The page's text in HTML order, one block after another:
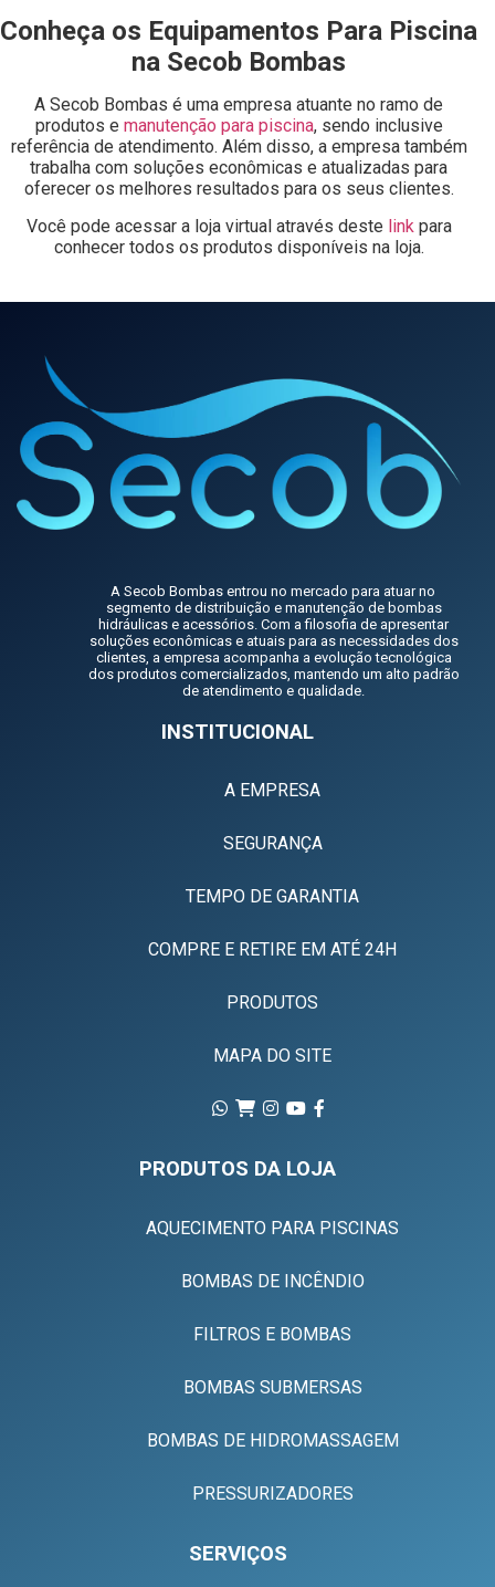
Conheça os Equipamentos Para Piscina
na Secob Bombas
A Secob Bombas é uma empresa atuante no ramo de
produtos e manutenção para piscina, sendo inclusive
referência de atendimento. Além disso, a empresa também
trabalha com soluções econômicas e atualizadas para
oferecer os melhores resultados para os seus clientes.
Você pode acessar a loja virtual através deste linkpara
conhecer todos os produtos disponíveis na loja.
A Secob Bombas entrou no mercado para atuar no
segmento de distribuição e manutenção de bombas
hidráulicas e acessórios. Com a filosofia de apresentar
soluções econômicas e atuais para as necessidades dos
clientes, a empresa acompanha a evolução tecnológica
dos produtos comercializados, mantendo um alto padrão
de atendimento e qualidade.
INSTITUCIONAL
A EMPRESA
SEGURANÇA
TEMPO DE GARANTIA
COMPRE E RETIRE EM ATÉ 24H
PRODUTOS
MAPA DO SITE
PRODUTOS DA LOJA
AQUECIMENTO PARA PISCINAS
BOMBAS DE INCÊNDIO
FILTROS E BOMBAS
BOMBAS SUBMERSAS
BOMBAS DE HIDROMASSAGEM
PRESSURIZADORES
SERVIÇOS